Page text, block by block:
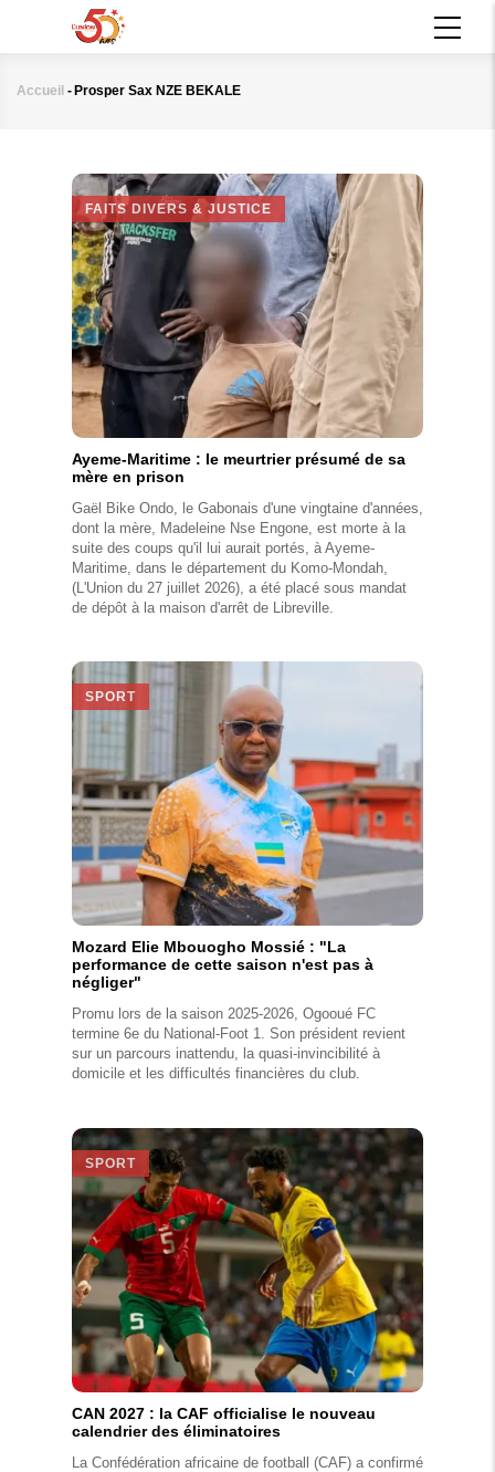
principal
Fil
Accueil - Prosper Sax NZE BEKALE
FAITS DIVERS & JUSTICE
Ayeme-Maritime : le meurtrier présumé de sa
mère en prison
Gaël Bike Ondo, le Gabonais d'une vingtaine d'années,
dont la mère, Madeleine Nse Engone, est morte à la
suite des coups qu'il lui aurait portés, à Ayeme-
Maritime, dans le département du Komo-Mondah,
(L'Union du 27 juillet 2026), a été placé sous mandat
de dépôt à la maison d'arrêt de Libreville.
SPORT
Mozard Elie Mbouogho Mossié : "La
performance de cette saison n'est pas à
négliger"
Promu lors de la saison 2025-2026, Ogooué FC
termine 6e du National-Foot 1. Son président revient
sur un parcours inattendu, la quasi-invincibilité à
domicile et les difficultés financières du club.
SPORT
CAN 2027 : la CAF officialise le nouveau
calendrier des éliminatoires
La Confédération africaine de football (CAF) a confirmé